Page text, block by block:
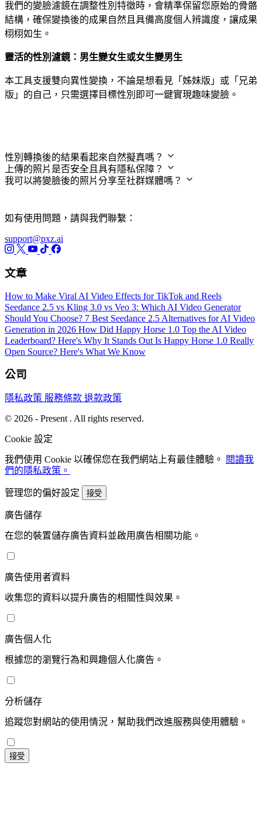
我們的變臉濾鏡在調整性別特徵時，會精準保留您原始的骨骼
結構，確保變換後的成果自然且具備高度個人辨識度，讓成果
栩栩如生。
靈活的性別濾鏡：男生變女生或女生變男生
本工具支援雙向異性變換，不論是想看見「姊妹版」或「兄弟
版」的自己，只需選擇目標性別即可一鍵實現趣味變臉。
性別轉換後的結果看起來自然擬真嗎？
上傳的照片是否安全且具有隱私保障？
我可以將變臉後的照片分享至社群媒體嗎？
如有使用問題，請與我們聯繫：
support@pxz.ai
文章
How to Make Viral AI Video Effects for TikTok and Reels
Seedance 2.5 vs Kling 3.0 vs Veo 3: Which AI Video Generator
Should You Choose? 7 Best Seedance 2.5 Alternatives for AI Video
Generation in 2026 How Did Happy Horse 1.0 Top the AI Video
Leaderboard? Here's Why It Stands Out Is Happy Horse 1.0 Really
Open Source? Here's What We Know
公司
隱私政策 服務條款 退款政策
© 2026 - Present . All rights reserved.
Cookie 設定
我們使用 Cookie 以確保您在我們網站上有最佳體驗。
閱讀我
們的隱私政策。
管理您的偏好設定 接受
廣告儲存
在您的裝置儲存廣告資料並啟用廣告相關功能。
廣告使用者資料
收集您的資料以提升廣告的相關性與效果。
廣告個人化
根據您的瀏覽行為和興趣個人化廣告。
分析儲存
追蹤您對網站的使用情況，幫助我們改進服務與使用體驗。
接受